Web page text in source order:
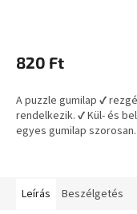
820 Ft
A puzzle gumilap ✔
rendelkezik. ✔ Kül- és
egyes gumilap
Leírás Beszélgetés